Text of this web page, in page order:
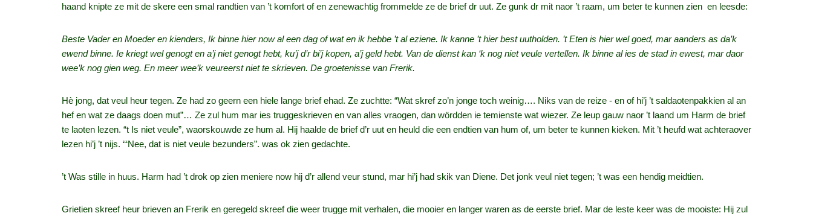
haand knipte ze mit de skere een smal randtien van ’t komfort of en zenewachtig frommelde ze de brief dr uut. Ze gunk dr mit naor ’t raam, um beter te kunnen zien en leesde:
Beste Vader en Moeder en kienders, Ik binne hier now al een dag of wat en ik hebbe ’t al eziene. Ik kanne ’t hier best uutholden. ’t Eten is hier wel goed, mar aanders as da’k
ewend binne. Ie kriegt wel genogt en a’j niet genogt hebt, ku’j d’r bi’j kopen, a’j geld hebt. Van de dienst kan ‘k nog niet veule vertellen. Ik binne al ies de stad in ewest, mar daor
wee’k nog gien weg. En meer wee’k veureerst niet te skrieven. De groetenisse van Frerik.
Hè jong, dat veul heur tegen. Ze had zo geern een hiele lange brief ehad. Ze zuchtte: “Wat skref zo’n jonge toch weinig…. Niks van de reize ‑ en of hi’j ’t saldaotenpakkien al an
hef en wat ze daags doen mut”… Ze zul hum mar ies truggeskrieven en van alles vraogen, dan wördden ie temienste wat wiezer. Ze leup gauw naor ’t laand um Harm de brief
te laoten lezen. “t Is niet veule”, waorskouwde ze hum al. Hij haalde de brief d’r uut en heuld die een endtien van hum of, um beter te kunnen kieken. Mit ’t heufd wat achteraover
lezen hi’j ’t nijs. “‘Nee, dat is niet veule bezunders”. was ok zien gedachte.
’t Was stille in huus. Harm had ’t drok op zien meniere now hij d’r allend veur stund, mar hi’j had skik van Diene. Det jonk veul niet tegen; ’t was een hendig meidtien.
Grietien skreef heur brieven an Frerik en geregeld skreef die weer trugge mit verhalen, die mooier en langer waren as de eerste brief. Mar de leste keer was de mooiste: Hij zul